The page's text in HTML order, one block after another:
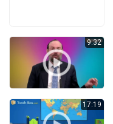
9:32
17:19